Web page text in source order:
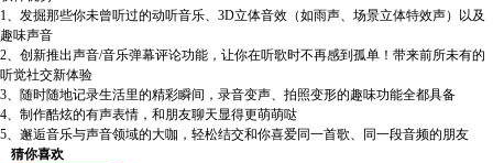
1、发掘那些你未曾听过的动听音乐、3D立体音效（如雨声、场景立体特效声）以及
趣味声音
2、创新推出声音/音乐弹幕评论功能，让你在听歌时不再感到孤单！带来前所未有的
听觉社交新体验
3、随时随地记录生活里的精彩瞬间，录音变声、拍照变形的趣味功能全都具备
4、制作酷炫的有声表情，和朋友聊天显得更萌萌哒
5、邂逅音乐与声音领域的大咖，轻松结交和你喜爱同一首歌、同一段音频的朋友
猜你喜欢